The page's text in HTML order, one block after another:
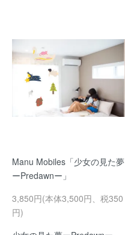
Manu Mobiles「少女の見た夢
ーPredawnー」
3,850円(本体3,500円、税350
円)